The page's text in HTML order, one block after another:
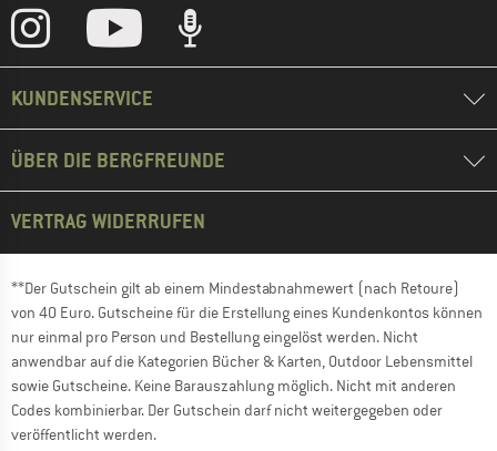
KUNDENSERVICE
ÜBER DIE BERGFREUNDE
VERTRAG WIDERRUFEN
**Der Gutschein gilt ab einem Mindestabnahmewert (nach Retoure)
von 40 Euro. Gutscheine für die Erstellung eines Kundenkontos können
nur einmal pro Person und Bestellung eingelöst werden. Nicht
anwendbar auf die Kategorien Bücher & Karten, Outdoor Lebensmittel
sowie Gutscheine. Keine Barauszahlung möglich. Nicht mit anderen
Codes kombinierbar. Der Gutschein darf nicht weitergegeben oder
veröffentlicht werden.